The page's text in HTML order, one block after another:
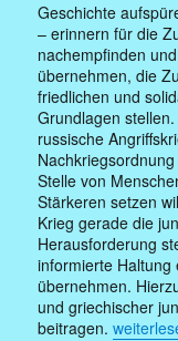
Geschichte
– erinnern für die
nachempfinden
übernehmen, die
friedlichen und
Grundlagen
russische
Stelle von
Stärkeren setzen
Krieg gerade die
Herausforderung
informierte Haltung
übernehmen.
und griechischer
beitragen.